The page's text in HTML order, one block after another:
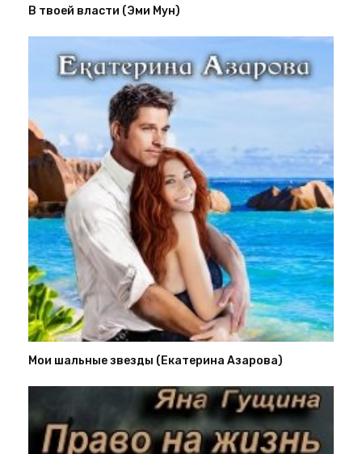
В твоей власти (Эми Мун)
Мои шальные звезды (Екатерина Азарова)